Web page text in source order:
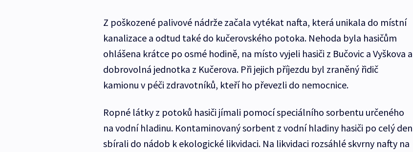
Z poškozené palivové nádrže začala vytékat nafta, která unikala do místní
kanalizace a odtud také do kučerovského potoka. Nehoda byla hasičům
ohlášena krátce po osmé hodině, na místo vyjeli hasiči z Bučovic a Vyškova a
dobrovolná jednotka z Kučerova. Při jejich příjezdu byl zraněný řidič
kamionu v péči zdravotníků, kteří ho převezli do nemocnice.
Ropné látky z potoků hasiči jímali pomocí speciálního sorbentu určeného
na vodní hladinu. Kontaminovaný sorbent z vodní hladiny hasiči po celý den
sbírali do nádob k ekologické likvidaci. Na likvidaci rozsáhlé skvrny nafty na